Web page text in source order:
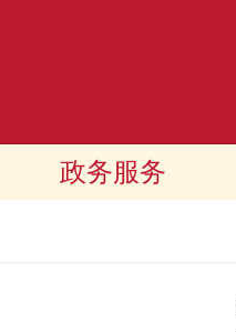
政务服务